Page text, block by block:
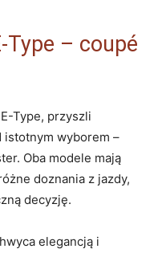
Type⁤ –‌ coupé​
Type, ‍przyszli
istotnym ⁢wyborem​ –
Oba modele mają
doznania z jazdy,
decyzję.
elegancją i